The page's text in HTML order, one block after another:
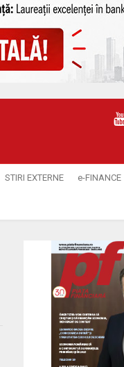
STIRI EXTERNE e-FINANCE